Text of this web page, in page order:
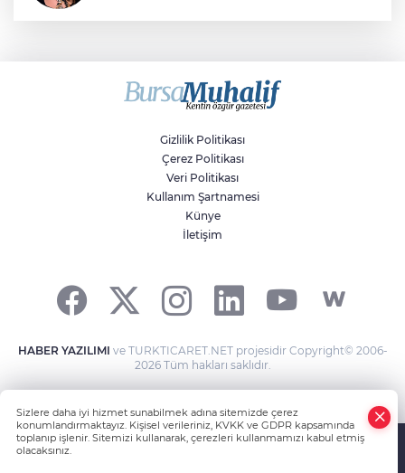
Savaşların gölgesinde engellilik,
doğa ve kaybedilen gelecek
Gizlilik Politikası
Çerez Politikası
Veri Politikası
Kullanım Şartnamesi
Künye
İletişim
HABER YAZILIMI ve TURKTICARET.NET projesidir Copyright© 2006-
2026 Tüm hakları saklıdır.
Sizlere daha iyi hizmet sunabilmek adına sitemizde çerez
konumlandırmaktayız. Kişisel verileriniz, KVKK ve GDPR kapsamında
toplanıp işlenir. Sitemizi kullanarak, çerezleri kullanmamızı kabul etmiş
olacaksınız.